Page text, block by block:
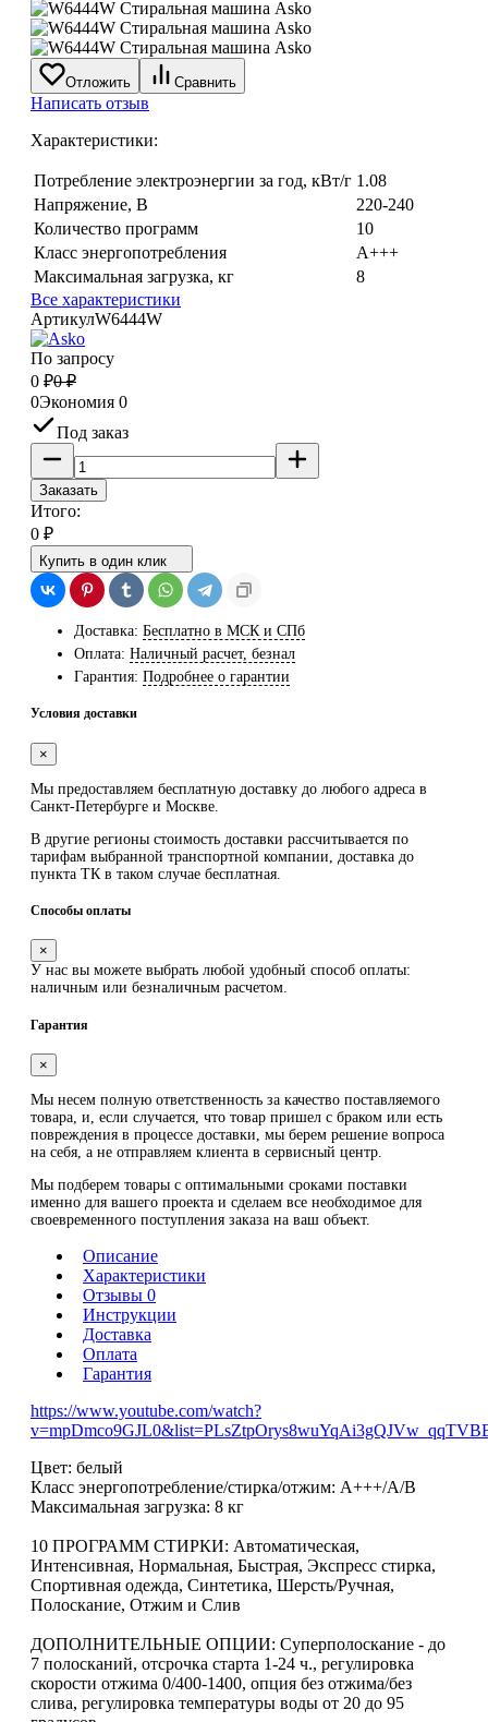
Отложить Сравнить
Написать отзыв
Характеристики:
Потребление электроэнергии за год, кВт/г 1.08
Напряжение, В
220-240
Количество программ
10
Класс энергопотребления
А+++
Максимальная загрузка, кг
8
Все характеристики
АртикулW6444W
По запросу
0 ₽0 ₽
0Экономия 0
Под заказ
Заказать
Итого:
0 ₽
Купить в один клик
Доставка: Бесплатно в МСК и СПб
Оплата: Наличный расчет, безнал
Гарантия: Подробнее о гарантии
Условия доставки
×
Мы предоставляем бесплатную доставку до любого адреса в
Санкт-Петербурге и Москве.
В другие регионы стоимость доставки рассчитывается по
тарифам выбранной транспортной компании, доставка до
пункта ТК в таком случае бесплатная
Способы оплаты
×
У нас вы можете выбрать любой удобный способ оплаты:
наличным или безналичным расчетом.
Гарантия
×
Мы несем полную ответственность за качество поставляемого
товара, и, если случается, что товар пришел с браком или есть
повреждения в процессе доставки, мы берем решение вопроса
на себя, а не отправляем клиента в сервисный центр.
Мы подберем товары с оптимальными сроками поставки
именно для вашего проекта и сделаем все необходимое для
своевременного поступления заказа на ваш объект.
Описание
Характеристики
Отзывы 0
Инструкции
Доставка
Оплата
Гарантия
https://www.youtube.com/watch?
Цвет: белый
Класс энергопотребление/стирка/отжим: А+++/А/B
Максимальная загрузка: 8 кг
10 ПРОГРАММ СТИРКИ: Автоматическая,
Интенсивная, Нормальная, Быстрая, Экспресс стирка,
Спортивная одежда, Синтетика, Шерсть/Ручная,
Полоскание, Отжим и Слив
ДОПОЛНИТЕЛЬНЫЕ ОПЦИИ: Суперполоскание - до
7 полосканий, отсрочка старта 1-24 ч., регулировка
скорости отжима 0/400-1400, опция без отжима/без
слива, регулировка температуры воды от 20 до 95